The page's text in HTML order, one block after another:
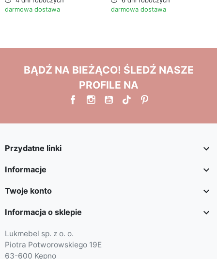
darmowa dostawa
darmowa dostawa
BĄDŹ NA BIEŻĄCO! ŚLEDŹ NASZE
PROFILE NA
Przydatne linki 
Informacje 
Twoje konto 
Informacja o sklepie 
Lukmebel sp. z o. o.
Piotra Potworowskiego 19E
63-600 Kępno